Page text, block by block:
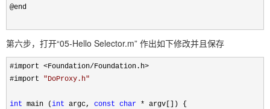
@end
第六步，打开“05-Hello Selector.m” 作出如下修改并且保存
#import <Foundation/Foundation.h>
#import "DoProxy.h"
int main (int argc, const char * argv[]) {